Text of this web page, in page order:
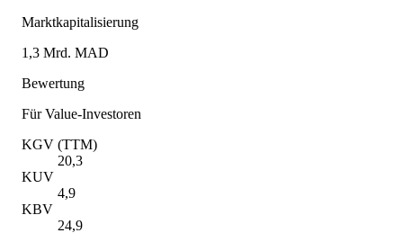
Marktkapitalisierung
1,3 Mrd. MAD
Bewertung
Für Value-Investoren
KGV (TTM)
20,3
KUV
4,9
KBV
24,9